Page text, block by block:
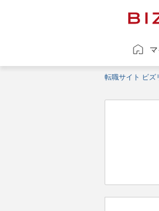
転職サイト ビズ